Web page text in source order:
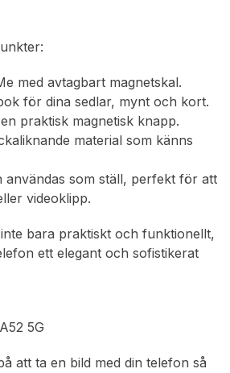
med avtagbart magnetskal.
för dina sedlar, mynt och kort.
praktisk magnetisk knapp.
material som känns
användas som ställ, perfekt för att
videoklipp.
bara praktiskt och funktionellt,
ett elegant och sofistikerat
5G
att ta en bild med din telefon så